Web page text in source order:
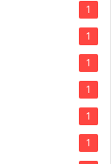
1
1
1
1
1
1